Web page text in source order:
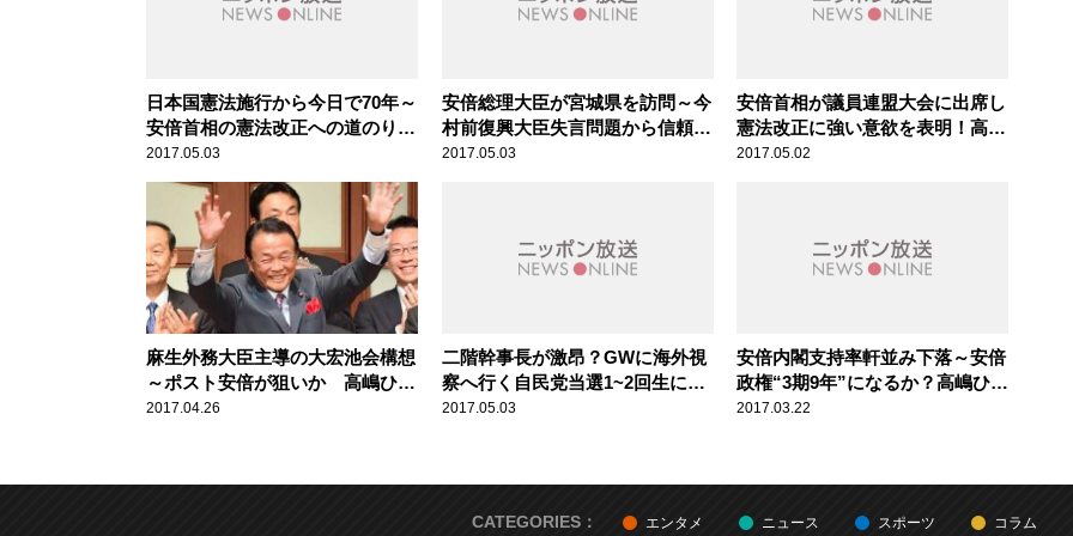
日本国憲法施行から今日で70年～
安倍首相の憲法改正への道のりと
は？高嶋ひでたけのあさラジ！
2017.05.03
安倍総理大臣が宮城県を訪問～今
村前復興大臣失言問題から信頼回
復目指す 高嶋ひでたけのあさラ
2017.05.03
安倍首相が議員連盟大会に出席し
憲法改正に強い意欲を表明！高嶋
ひでたけのあさラジ！
2017.05.02
麻生外務大臣主導の大宏池会構想
～ポスト安倍が狙いか 高嶋ひで
たけのあさラジ！
2017.04.26
二階幹事長が激昂？GWに海外視
察へ行く自民党当選1~2回生に
喝！高嶋ひでたけのあさラジ！
2017.05.03
安倍内閣支持率軒並み下落～安倍
政権“3期9年”になるか？高嶋ひで
たけのあさラジ！
2017.03.22
CATEGORIES： エンタメ ニュース スポーツ コラム